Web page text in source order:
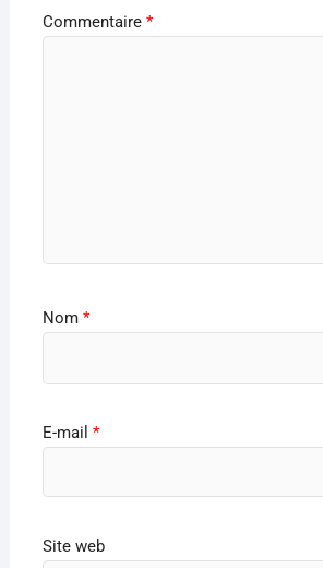
Commentaire *
Nom *
E-mail *
Site web